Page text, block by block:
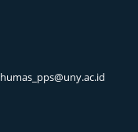
humas_pps@uny.ac.id